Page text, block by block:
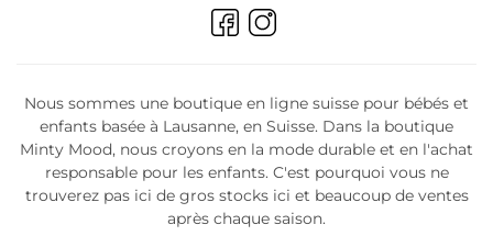
Nous sommes une boutique en ligne suisse pour bébés et
enfants basée à Lausanne, en Suisse. Dans la boutique
Minty Mood, nous croyons en la mode durable et en l'achat
responsable pour les enfants. C'est pourquoi vous ne
trouverez pas ici de gros stocks ici et beaucoup de ventes
après chaque saison.